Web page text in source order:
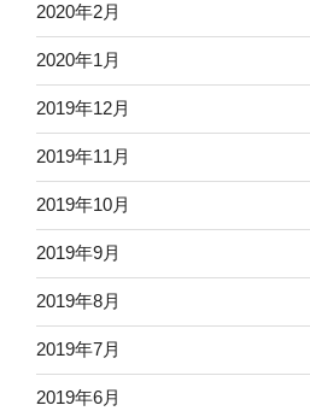
2020年2月
2020年1月
2019年12月
2019年11月
2019年10月
2019年9月
2019年8月
2019年7月
2019年6月